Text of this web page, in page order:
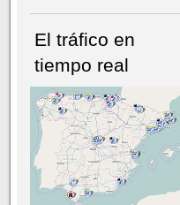
NÚMERO ACTUALHEMEROTECA
El tráfico en
tiempo real